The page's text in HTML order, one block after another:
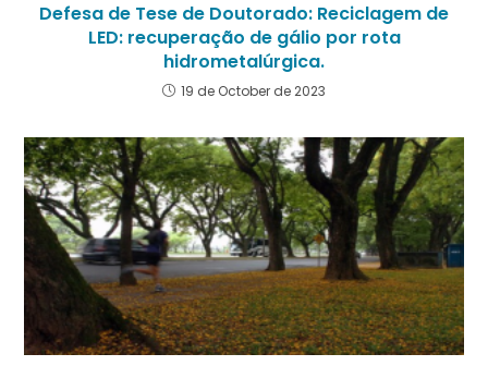
Defesa de Tese de Doutorado: Reciclagem de
LED: recuperação de gálio por rota
hidrometalúrgica.
19 de October de 2023